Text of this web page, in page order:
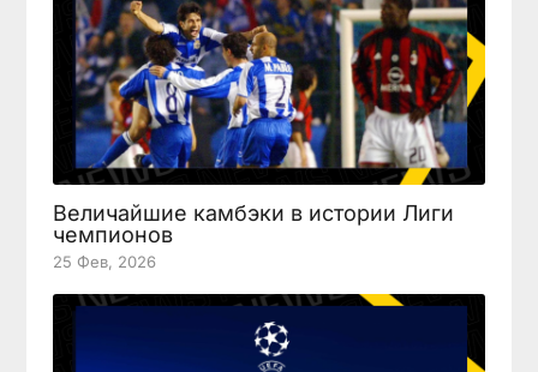
Величайшие камбэки в истории Лиги
чемпионов
25 Фев, 2026